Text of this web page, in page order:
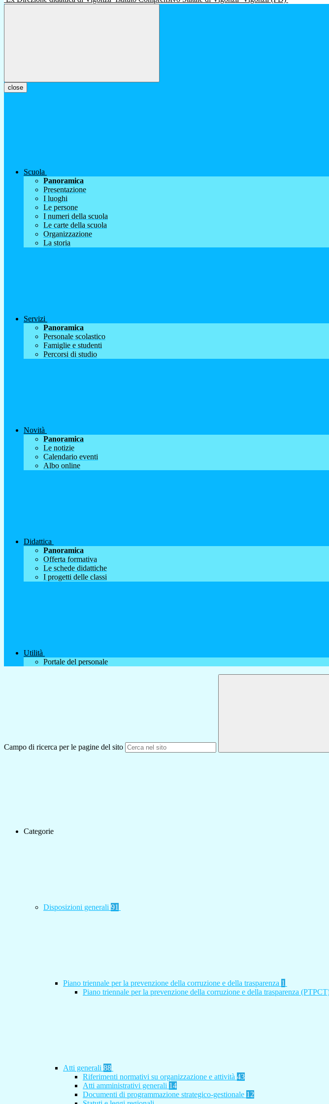
close
Scuola
Panoramica
Presentazione
I luoghi
Le persone
I numeri della scuola
Le carte della scuola
Organizzazione
La storia
Servizi
Panoramica
Personale scolastico
Famiglie e studenti
Percorsi di studio
Novità
Panoramica
Le notizie
Calendario eventi
Albo online
Didattica
Panoramica
Offerta formativa
Le schede didattiche
I progetti delle classi
Utilità
Portale del personale
Campo di ricerca per le pagine del sito
Categorie
Disposizioni generali 91
Piano triennale per la prevenzione della corruzione e della trasparenza 1
Piano triennale per la prevenzione della corruzione e della trasparenza
Atti generali 88
Riferimenti normativi su organizzazione e attività 43
Atti amministrativi generali 14
Documenti di programmazione strategico-gestionale 12